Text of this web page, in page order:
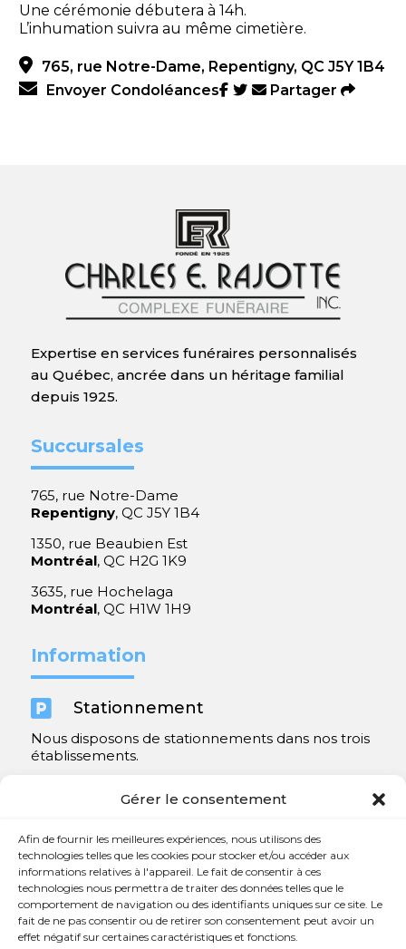
Gérer le consentement
Afin de fournir les meilleures expériences, nous utilisons des
technologies telles que les cookies pour stocker et/ou accéder aux
informations relatives à l'appareil. Le fait de consentir à ces
technologies nous permettra de traiter des données telles que le
comportement de navigation ou des identifiants uniques sur ce site. Le
fait de ne pas consentir ou de retirer son consentement peut avoir un
effet négatif sur certaines caractéristiques et fonctions.
Une cérémonie débutera à 14h.
L’inhumation suivra au même cimetière.
765, rue Notre-Dame, Repentigny, QC J5Y 1B4
Envoyer Condoléances
Partager
Expertise en services funéraires personnalisés
au Québec, ancrée dans un héritage familial
depuis 1925.
Succursales
765, rue Notre-Dame
Repentigny, QC J5Y 1B4
1350, rue Beaubien Est
Montréal, QC H2G 1K9
3635, rue Hochelaga
Montréal, QC H1W 1H9
Information
 Stationnement
Nous disposons de stationnements dans nos trois
établissements.
Contact
 450 654-3342
 info@charlesrajotte.com